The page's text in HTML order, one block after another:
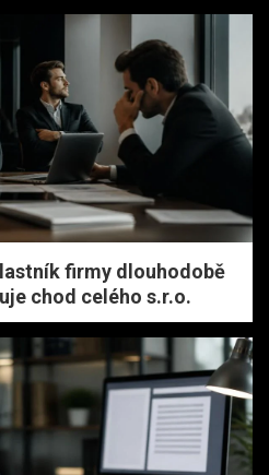
firmy dlouhodobě
chod celého s.r.o.